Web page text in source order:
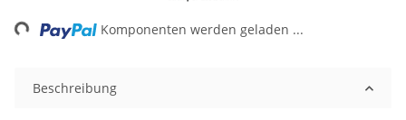
Komponenten werden geladen ...
Beschreibung